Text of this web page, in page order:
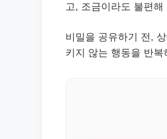
고, 조금이라도 불편
비밀을 공유하기 전,
키지 않는 행동을 반